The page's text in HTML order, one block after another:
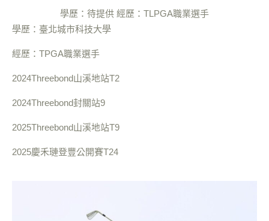
學歷：待提供 經歷：TLPGA職業選手
學歷：臺北城市科技大學
經歷：TPGA職業選手
2024Threebond山溪地站T2
2024Threebond封關站9
2025Threebond山溪地站T9
2025慶禾璉登豐公開賽T24